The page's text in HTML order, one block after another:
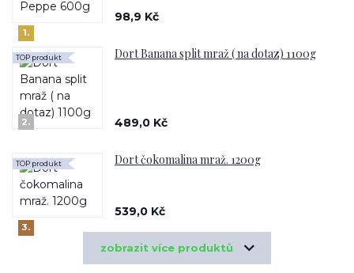
1.
98,9 Kč
2.
Dort Banana split mraž ( na dotaz) 1100g
TOP produkt
489,0 Kč
3.
Dort čokomalina mraž. 1200g
TOP produkt
539,0 Kč
zobrazit více produktů